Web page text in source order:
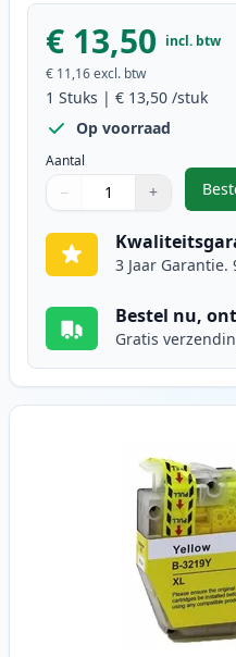
€ 13,50 incl. btw
€ 11,16excl. btw
1 Stuks | € 13,50 /stuk
Op voorraad
Aantal
Gebruik de knoppen om
− +
1
3 Jaar Garantie.
Bestel nu,
Gratis